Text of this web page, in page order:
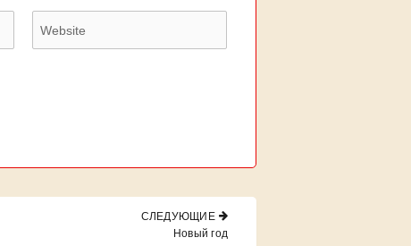
СЛЕДУЮЩИЕ
Новый год